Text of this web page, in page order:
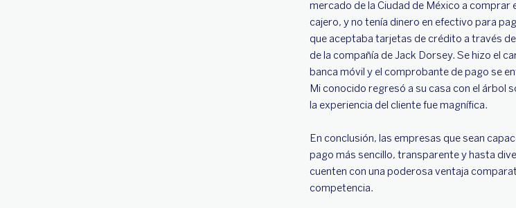
mercado de la Ciudad de México a comprar
cajero, y no tenía dinero en efectivo para
que aceptaba tarjetas de crédito a través
de la compañía de Jack Dorsey. Se hizo el
banca móvil y el comprobante de pago se
Mi conocido regresó a su casa con el árbol
la experiencia del cliente fue magnífica.
En conclusión, las empresas que sean
pago más sencillo, transparente y hasta
cuenten con una poderosa ventaja
competencia.